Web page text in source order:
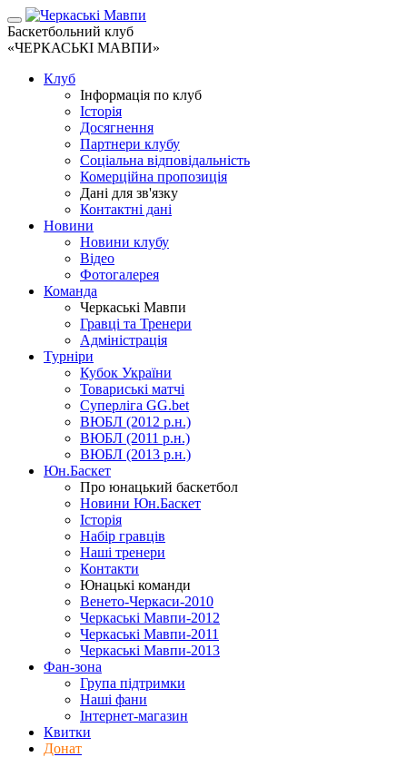
Баскетбольний клуб
«ЧЕРКАСЬКІ МАВПИ»
Клуб
Інформація по клуб
Історія
Досягнення
Партнери клубу
Соціальна відповідальність
Комерційна пропозиція
Дані для зв'язку
Контактні дані
Новини
Новини клубу
Відео
Фотогалерея
Команда
Черкаські Мавпи
Гравці та Тренери
Адміністрація
Турніри
Кубок України
Товариські матчі
Суперліга GG.bet
ВЮБЛ (2012 р.н.)
ВЮБЛ (2011 р.н.)
ВЮБЛ (2013 р.н.)
Юн.Баскет
Про юнацький баскетбол
Новини Юн.Баскет
Історія
Набір гравців
Наші тренери
Контакти
Юнацькі команди
Венето-Черкаси-2010
Черкаські Мавпи-2012
Черкаські Мавпи-2011
Черкаські Мавпи-2013
Фан-зона
Група підтримки
Наші фани
Інтернет-магазин
Квитки
Донат